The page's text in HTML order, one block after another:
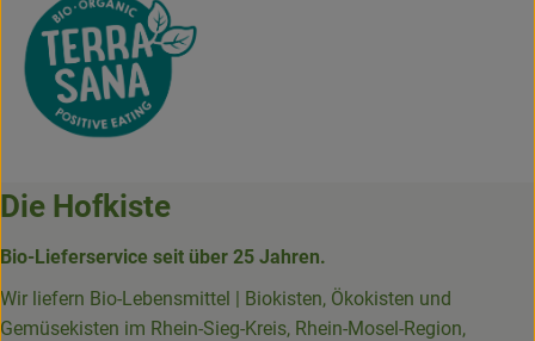
Die Hofkiste
Bio-Lieferservice seit über 25 Jahren.
Wir liefern Bio-Lebensmittel | Biokisten, Ökokisten und
Gemüsekisten im Rhein-Sieg-Kreis, Rhein-Mosel-Region,